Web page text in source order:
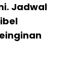
Jadwal